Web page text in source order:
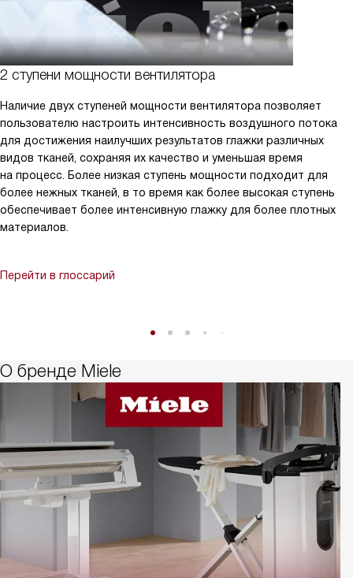
2 ступени мощности вентилятора
Наличие двух ступеней мощности вентилятора позволяет
пользователю настроить интенсивность воздушного потока
для достижения наилучших результатов глажки различных
видов тканей, сохраняя их качество и уменьшая время
на процесс. Более низкая ступень мощности подходит для
более нежных тканей, в то время как более высокая ступень
обеспечивает более интенсивную глажку для более плотных
материалов.
Перейти в глоссарий
О бренде Miele